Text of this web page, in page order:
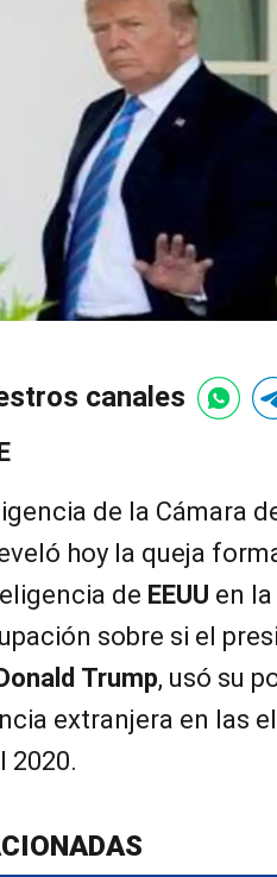
canales
de la Cámara
hoy la queja
de EEUU en
sobre si el
Trump, usó su
extranjera en las
2020.